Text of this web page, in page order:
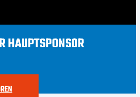
HAUPTSPONSOR